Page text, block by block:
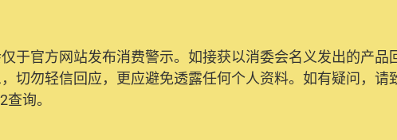
于官方网站发布消费警示。如接获以消委会名义发出的产品
切勿轻信回应，更应避免透露任何个人资料。如有疑问，请
询。